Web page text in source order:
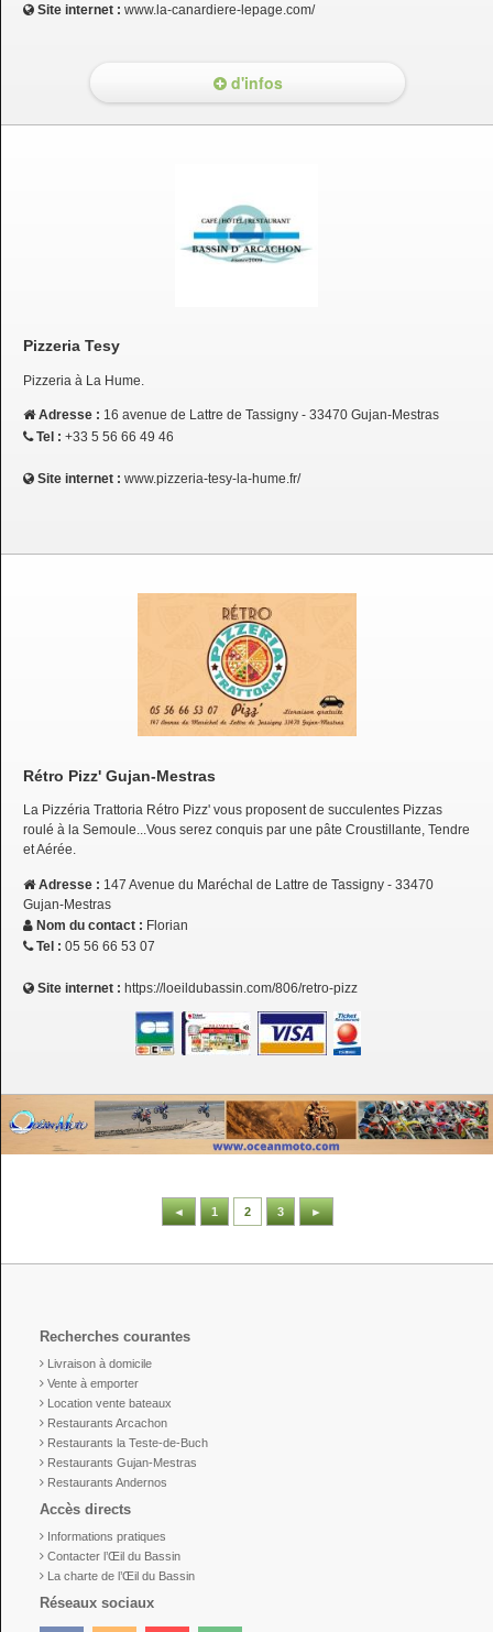
Site internet : www.la-canardiere-lepage.com/
d'infos
Pizzeria Tesy
Pizzeria à La Hume.
Adresse : 16 avenue de Lattre de Tassigny - 33470 Gujan-Mestras
Tel : +33 5 56 66 49 46
Site internet : www.pizzeria-tesy-la-hume.fr/
Rétro Pizz' Gujan-Mestras
La Pizzéria Trattoria Rétro Pizz' vous proposent de succulentes Pizzas
roulé à la Semoule...Vous serez conquis par une pâte Croustillante, Tendre
et Aérée.
Adresse : 147 Avenue du Maréchal de Lattre de Tassigny - 33470
Gujan-Mestras
Nom du contact : Florian
Tel : 05 56 66 53 07
Site internet : https://loeildubassin.com/806/retro-pizz
◄ 1 2 3 ►
Recherches courantes
Livraison à domicile
Vente à emporter
Location vente bateaux
Restaurants Arcachon
Restaurants la Teste-de-Buch
Restaurants Gujan-Mestras
Restaurants Andernos
Accès directs
Informations pratiques
Contacter l’Œil du Bassin
La charte de l’Œil du Bassin
Réseaux sociaux